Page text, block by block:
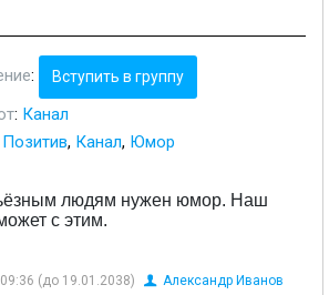
: Вступить в группу
: Канал
Позитив, Канал, Юмор
людям нужен юмор. Наш
с этим.
(до 19.01.2038) Александр Иванов